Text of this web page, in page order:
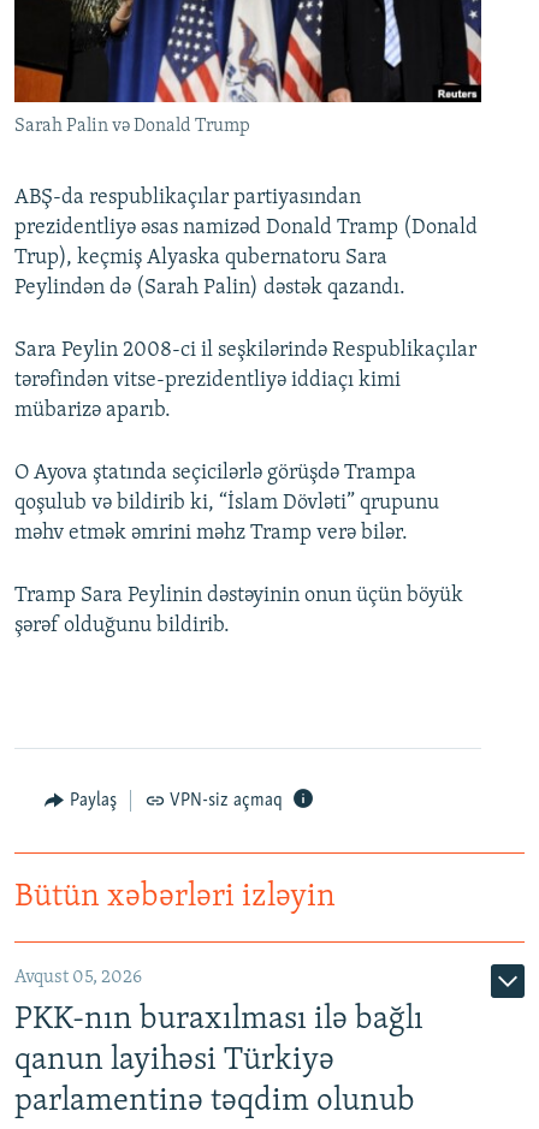
İNFOQRAFIKA
KARIKATURA
AZƏRBAYCAN ƏDƏBIYYATI KITABXANASI
İSLAM VƏ DEMOKRATIYA
MISSIYAMIZ
PEŞƏ ETIKASI VƏ JURNALISTIKA STANDARTLARIMIZ
BIZIMLƏ ƏLAQƏ
XƏBƏR BÜLLETENLƏRIMIZ
Sarah Palin və Donald Trump
ABŞ-da respublikaçılar partiyasından
prezidentliyə əsas namizəd Donald Tramp (Donald
Trup), keçmiş Alyaska qubernatoru Sara
Peylindən də (Sarah Palin) dəstək qazandı.
Sara Peylin 2008-ci il seşkilərində Respublikaçılar
tərəfindən vitse-prezidentliyə iddiaçı kimi
mübarizə aparıb.
O Ayova ştatında seçicilərlə görüşdə Trampa
qoşulub və bildirib ki, “İslam Dövləti” qrupunu
məhv etmək əmrini məhz Tramp verə bilər.
Tramp Sara Peylinin dəstəyinin onun üçün böyük
şərəf olduğunu bildirib.
Paylaş VPN-siz açmaq
Bütün xəbərləri izləyin
Avqust 05, 2026
PKK-nın buraxılması ilə bağlı
qanun layihəsi Türkiyə
parlamentinə təqdim olunub